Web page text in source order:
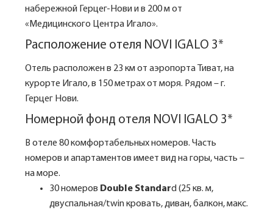
набережной Герцег-Нови и в 200 м от
«Медицинского Центра Игало».
Расположение отеля NOVI IGALO 3*
Отель расположен в 23 км от аэропорта Тиват, на
курорте Игало, в 150 метрах от моря. Рядом – г.
Герцег Нови.
Номерной фонд отеля NOVI IGALO 3*
В отеле 80 комфортабельных номеров. Часть
номеров и апартаментов имеет вид на горы, часть –
на море.
30 номеров Double Standard (25 кв. м,
двуспальная/twin кровать, диван, балкон, макс.